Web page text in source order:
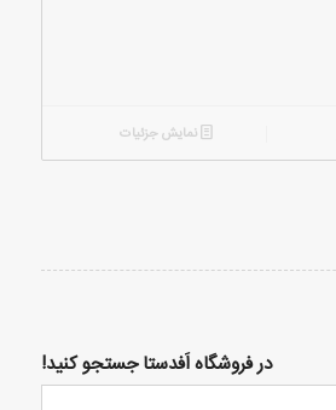
نمایش جزئیات
در فروشگاه اَفدستا جستجو کنید!